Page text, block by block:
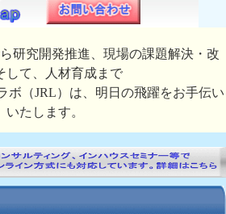
研究開発推進、現場の課題解決・改
して、人材育成まで
ボ（JRL）は、明日の飛躍をお手伝い
いたします。